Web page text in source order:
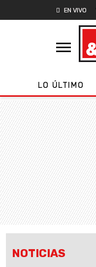
EN VIVO
LO ÚLTIMO
NOTICIAS